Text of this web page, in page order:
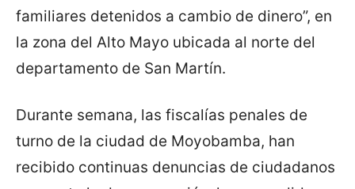
familiares detenidos a cambio de dinero”, en
la zona del Alto Mayo ubicada al norte del
departamento de San Martín.
Durante semana, las fiscalías penales de
turno de la ciudad de Moyobamba, han
recibido continuas denuncias de ciudadanos